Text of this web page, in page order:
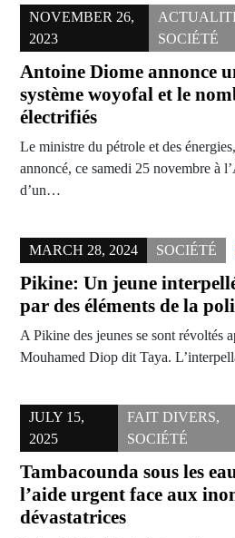
NOVEMBER 26,
2023
SOCIÉTÉ
Antoine Diome annonce
système woyofal et le
électrifiés
Le ministre du pétrole et des
annoncé, ce samedi 25 novembre à
d’un…
MARCH 28, 2024 SOCIÉTÉ
Pikine: Un jeune
par des éléments de la
A Pikine des jeunes se sont révoltés
Mouhamed Diop dit Taya.
JULY 15,
2025
FAIT DIVERS,
SOCIÉTÉ
Tambacounda sous les
l’aide urgent face aux
dévastatrices